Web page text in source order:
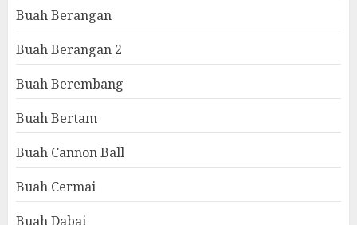
Buah Berangan
Buah Berangan 2
Buah Berembang
Buah Bertam
Buah Cannon Ball
Buah Cermai
Buah Dabai